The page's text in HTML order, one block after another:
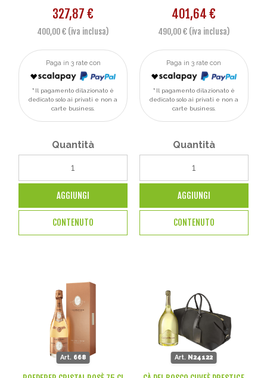
327,87 €
400,00 € (iva inclusa)
Paga in 3 rate con
Il pagamento dilazionato è
dedicato solo ai privati e non a
carte business.
Quantità
AGGIUNGI
CONTENUTO
401,64 €
490,00 € (iva inclusa)
Paga in 3 rate con
Il pagamento dilazionato è
dedicato solo ai privati e non a
carte business.
Quantità
AGGIUNGI
CONTENUTO
Art. 668 Art. N24122